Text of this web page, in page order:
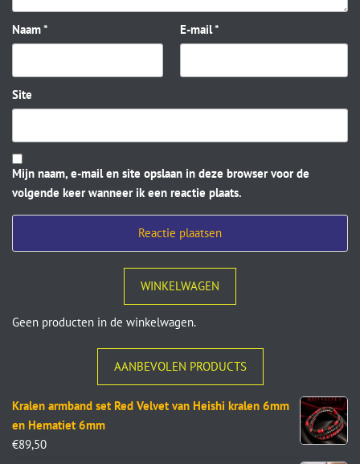
Naam* E-mail*
Site
Mijn naam, e-mail en site opslaan in deze browser voor de
volgende keer wanneer ik een reactie plaats.
WINKELWAGEN
Geen producten in de winkelwagen.
AANBEVOLEN PRODUCTS
Kralen armband set Red Velvet van Heishi kralen 6mm
en Hematiet 6mm
€89,50